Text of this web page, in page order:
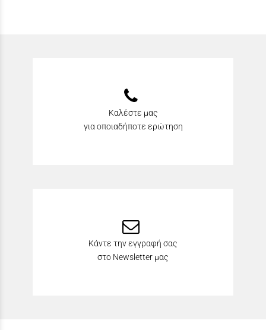
Καλέστε μας
για οποιαδήποτε ερώτηση
Κάντε την εγγραφή σας
στο Newsletter μας